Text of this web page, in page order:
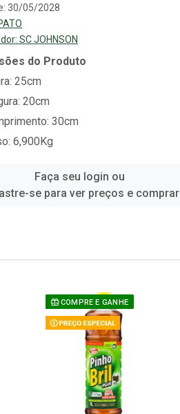
30/05/2028
SC JOHNSON
do Produto
25cm
20cm
30cm
6,900Kg
Faça seu login ou
se para ver preços e comprar
COMPRE E GANHE